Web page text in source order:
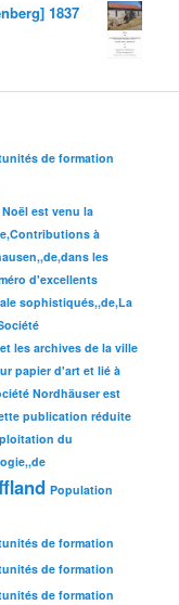
1837
de formation
est venu la
à
les
d'excellents
sophistiqués,,de,La
les archives de la ville
papier d'art et lié à
Nordhäuser est
publication réduite
du
Population
de formation
de formation
de formation